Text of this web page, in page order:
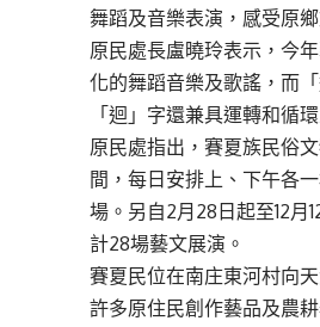
舞蹈及音樂表演，感受原
原民處長盧曉玲表示，今
化的舞蹈音樂及歌謠，而
「迴」字還兼具運轉和循
原民處指出，賽夏族民俗
間，每日安排上、下午各
場。另自2月28日起至12
計28場藝文展演。
賽夏民位在南庄東河村向
許多原住民創作藝品及農